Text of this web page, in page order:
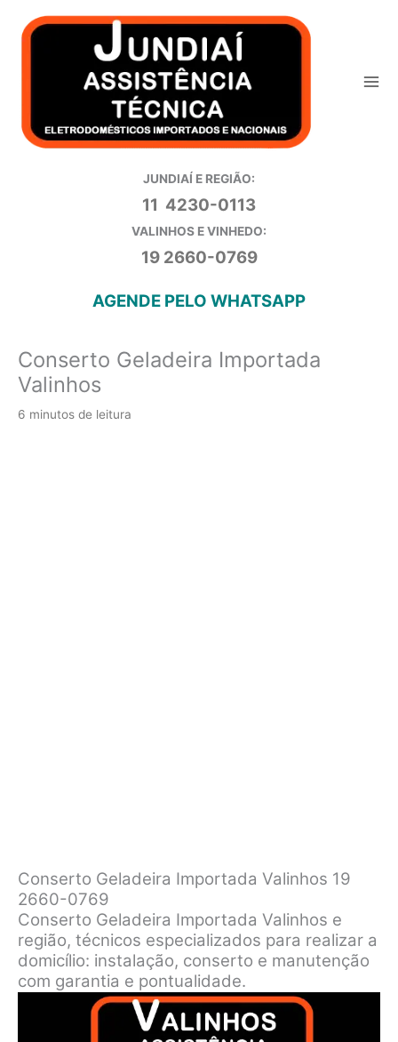
para
JUNDIAÍ E REGIÃO:
11 4230-0113
VALINHOS E VINHEDO:
19 2660-0769
AGENDE PELO WHATSAPP
Conserto Geladeira Importada
Valinhos
6 minutos de leitura
Conserto Geladeira Importada Valinhos 19
2660-0769
Conserto Geladeira Importada Valinhos e
região, técnicos especializados para realizar a
domicílio: instalação, conserto e manutenção
com garantia e pontualidade.